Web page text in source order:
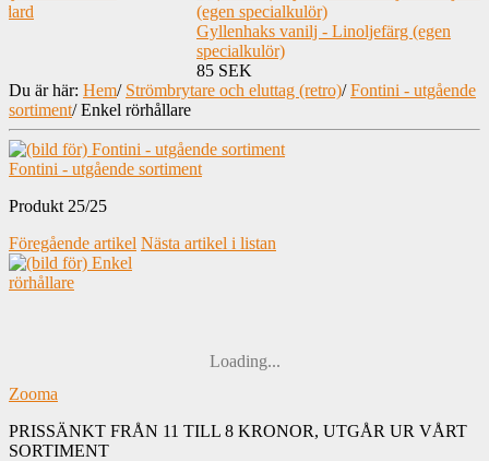
Gyllenhaks vanilj - Linoljefärg (egen
specialkulör)
85 SEK
Du är här: Hem/ Strömbrytare och eluttag (retro)/ Fontini - utgående
sortiment/Enkel rörhållare
Fontini - utgående sortiment
Produkt 25/25
Föregående artikel Nästa artikel i listan
Loading...
Zooma
PRISSÄNKT FRÅN 11 TILL 8 KRONOR, UTGÅR UR VÅRT
SORTIMENT